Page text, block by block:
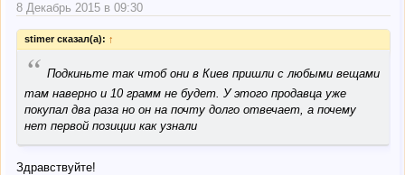
8 Декабрь 2015 в 09:30
stimer сказал(а): ↑
“ Подкиньте так чтоб они в Киев пришли с любыми вещами
там наверно и 10 грамм не будет. У этого продавца уже
покупал два раза но он на почту долго отвечает, а почему
нет первой позиции как узнали
Здравствуйте!